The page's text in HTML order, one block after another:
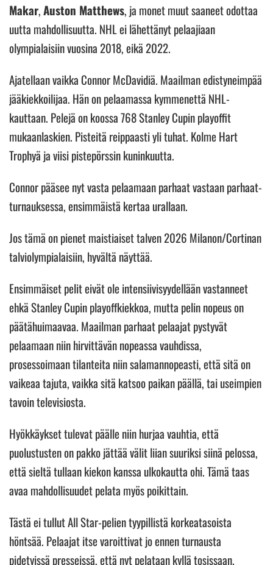
Makar,Auston Matthews, ja monet muut saaneet odottaa
uutta mahdollisuutta. NHL ei lähettänyt pelaajiaan
olympialaisiin vuosina 2018, eikä 2022.
Ajatellaan vaikka Connor McDavidiä. Maailman edistyneimpää
jääkiekkoilijaa. Hän on pelaamassa kymmenettä NHL-
kauttaan. Pelejä on koossa 768 Stanley Cupin playoffit
mukaanlaskien. Pisteitä reippaasti yli tuhat. Kolme Hart
Trophyä ja viisi pistepörssin kuninkuutta.
Connor pääsee nyt vasta pelaamaan parhaat vastaan parhaat-
turnauksessa, ensimmäistä kertaa urallaan.
Jos tämä on pienet maistiaiset talven 2026 Milanon/Cortinan
talviolympialaisiin, hyvältä näyttää.
Ensimmäiset pelit eivät ole intensiivisyydellään vastanneet
ehkä Stanley Cupin playoffkiekkoa, mutta pelin nopeus on
päätähuimaavaa. Maailman parhaat pelaajat pystyvät
pelaamaan niin hirvittävän nopeassa vauhdissa,
prosessoimaan tilanteita niin salamannopeasti, että sitä on
vaikeaa tajuta, vaikka sitä katsoo paikan päällä, tai useimpien
tavoin televisiosta.
Hyökkäykset tulevat päälle niin hurjaa vauhtia, että
puolustusten on pakko jättää välit liian suuriksi siinä pelossa,
että sieltä tullaan kiekon kanssa ulkokautta ohi. Tämä taas
avaa mahdollisuudet pelata myös poikittain.
Tästä ei tullut All Star-pelien tyypillistä korkeatasoista
höntsää. Pelaajat itse varoittivat jo ennen turnausta
pidetyissä presseissä, että nyt pelataan kyllä tosissaan.